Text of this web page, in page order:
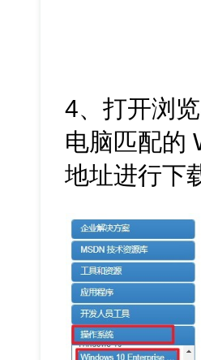
4、打开浏
电脑匹配的
地址进行下